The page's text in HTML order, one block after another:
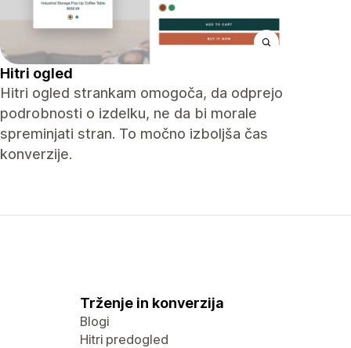
Hitri ogled
Hitri ogled strankam omogoča, da odprejo
podrobnosti o izdelku, ne da bi morale
spreminjati stran. To močno izboljša čas
konverzije.
Trženje in konverzija
Blogi
Hitri predogled